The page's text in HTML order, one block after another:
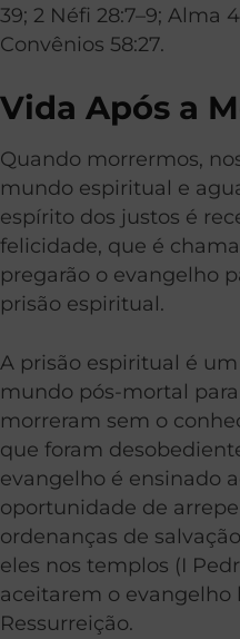
39; 2 Néfi 28:7–9; Alma
Convênios 58:27.
Vida Após a
Quando morrermos,
mundo espiritual e
espírito dos justos é
felicidade, que é
pregarão o evangelho
prisão espiritual.
A prisão espiritual é
mundo pós-mortal
morreram sem o
que foram
evangelho é ensinado
oportunidade de
ordenanças de
eles nos templos (I
aceitarem o evangelho
Ressurreição.